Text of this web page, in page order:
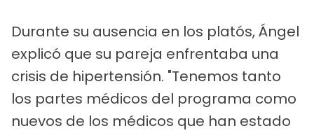
Durante su ausencia en los platós, Ángel
explicó que su pareja enfrentaba una
crisis de hipertensión. "Tenemos tanto
los partes médicos del programa como
nuevos de los médicos que han estado